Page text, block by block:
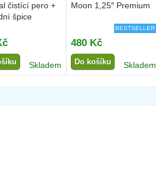
čistící pero +
špice
Skladem
Moon 1,25″ Premium
BESTSELLER
480 Kč
Do košíku Skladem